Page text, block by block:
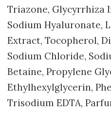
Triazone, Glycyrrhiza
Sodium Hyaluronate,
Extract, Tocopherol,
Sodium Chloride,
Betaine, Propylene
Ethylhexylglycerin,
Trisodium EDTA,